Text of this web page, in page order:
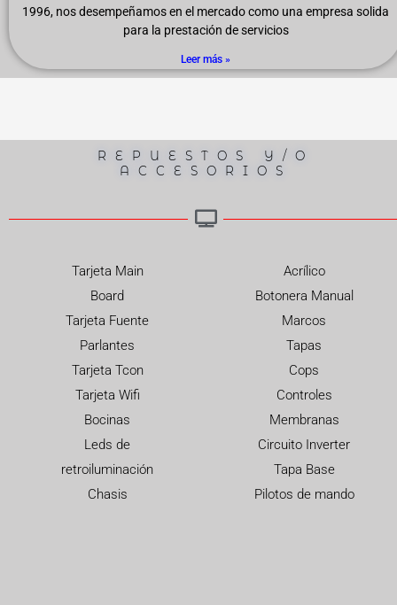
1996, nos desempeñamos en el mercado como una empresa solida
para la prestación de servicios
Leer más »
REPUESTOS Y/O
ACCESORIOS
Tarjeta Main
Board
Tarjeta Fuente
Parlantes
Tarjeta Tcon
Tarjeta Wifi
Bocinas
Leds de
retroiluminación
Chasis
Acrílico
Botonera Manual
Marcos
Tapas
Cops
Controles
Membranas
Circuito Inverter
Tapa Base
Pilotos de mando